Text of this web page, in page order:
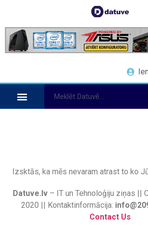
Izsktās, ka mēs nevaram atrast to ko
Datuve.lv– IT un Tehnoloģiju ziņas ||
2020 || Kontaktinformācija:
Contact Us